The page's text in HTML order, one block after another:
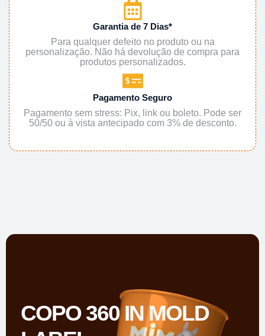
Garantia de 7 Dias*
Para qualquer defeito no produto ou na
personalização. Não há devolução de compra para
produtos personalizados.
Pagamento Seguro
Pagamento sem stress: Pix, link ou boleto. Pode ser
50/50 ou à vista antecipado com 3% de desconto.
COPO 360 IN MOLD